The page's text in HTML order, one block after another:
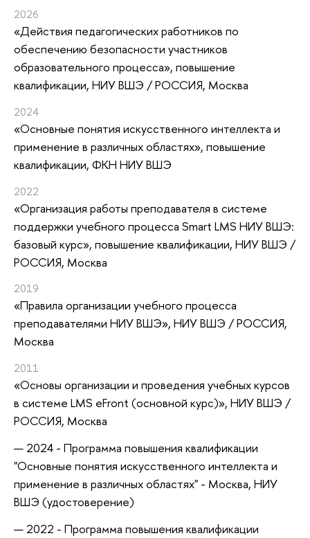
2026
«Действия педагогических работников по
обеспечению безопасности участников
образовательного процесса», повышение
квалификации, НИУ ВШЭ / РОССИЯ, Москва
2024
«Основные понятия искусственного интеллекта и
применение в различных областях», повышение
квалификации, ФКН НИУ ВШЭ
2022
«Организация работы преподавателя в системе
поддержки учебного процесса Smart LMS НИУ ВШЭ:
базовый курс», повышение квалификации, НИУ ВШЭ /
РОССИЯ, Москва
2019
«Правила организации учебного процесса
преподавателями НИУ ВШЭ», НИУ ВШЭ / РОССИЯ,
Москва
2011
«Основы организации и проведения учебных курсов
в системе LMS eFront (основной курс)», НИУ ВШЭ /
РОССИЯ, Москва
2024 - Программа повышения квалификации
"Основные понятия искусственного интеллекта и
применение в различных областях" - Москва, НИУ
ВШЭ (удостоверение)
2022 - Программа повышения квалификации